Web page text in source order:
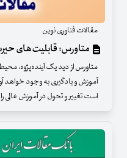
مقالات فناوری نوین
متاورس؛ قابلیت‌های
متاورس از دید یک آینده‌پژوه،
آموزش و یادگیری به وجود خواهد
است تغییر و تحول در آموزش عالی